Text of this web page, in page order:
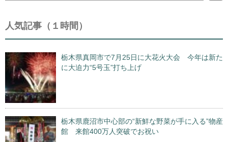
人気記事（１時間）
栃木県真岡市で7月25日に大花火大会 今年は新た
に大迫力“5号玉”打ち上げ
栃木県鹿沼市中心部の“新鮮な野菜が手に入る”物産
館 来館400万人突破でお祝い